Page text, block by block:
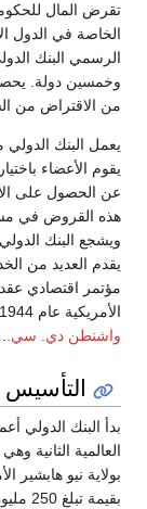
تقرض المال
الخاصة في الدول
الرسمي البنك
وخمسين دولة.
من الاقتراض من
يعمل البنك
يقوم الأعضاء
عن الحصول على
هذه القروض في
ويشجع البنك
يقدم العديد من
مؤتمر اقتصادي
الأمريكية عام 1944، وبدأ نشاطه الفعلي عام
واشنطن دي. سي.
التأسيس
بدأ البنك الدولي
العالمية الثانية
بولاية نيو هابشير